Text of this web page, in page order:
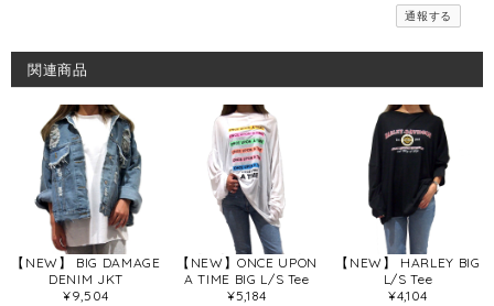
通報する
関連商品
【NEW】 BIG DAMAGE
DENIM JKT
¥9,504
【NEW】ONCE UPON
A TIME BIG L/S Tee
¥5,184
【NEW】 HARLEY BIG
L/S Tee
¥4,104